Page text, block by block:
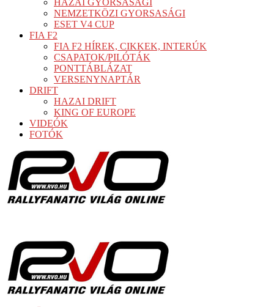
HAZAI GYORSASÁGI
NEMZETKÖZI GYORSASÁGI
ESET V4 CUP
FIA F2
FIA F2 HÍREK, CIKKEK, INTERÚK
CSAPATOK/PILÓTÁK
PONTTÁBLÁZAT
VERSENYNAPTÁR
DRIFT
HAZAI DRIFT
KING OF EUROPE
VIDEÓK
FOTÓK